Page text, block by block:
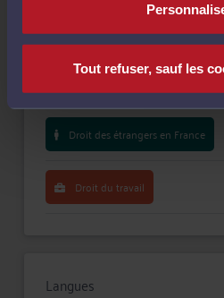
Tout refuser, sauf les
Compétences
Droit de la famille, divorce,
Droit des étrangers en France
Droit du travail
Langues